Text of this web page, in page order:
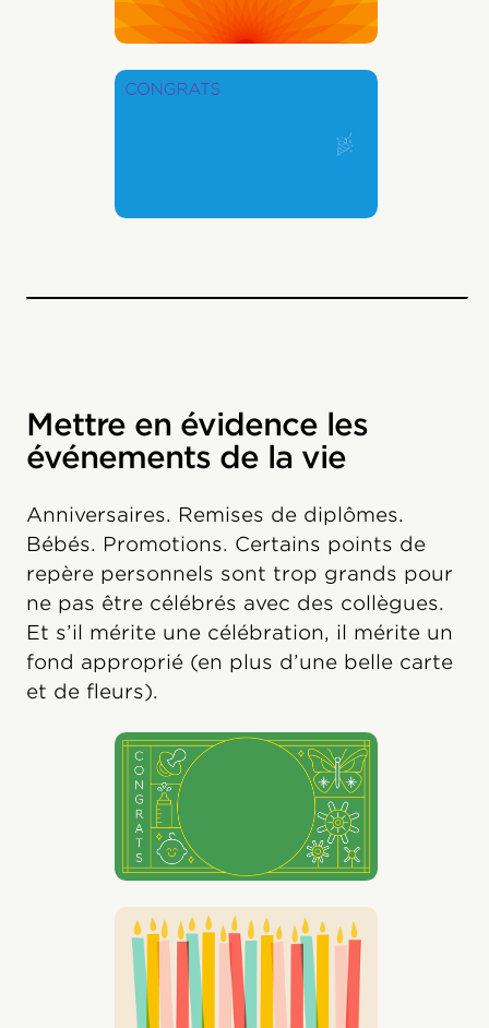
Mettre en évidence les
événements de la vie
Anniversaires. Remises de diplômes.
Bébés. Promotions. Certains points de
repère personnels sont trop grands pour
ne pas être célébrés avec des collègues.
Et s’il mérite une célébration, il mérite un
fond approprié (en plus d’une belle carte
et de fleurs).